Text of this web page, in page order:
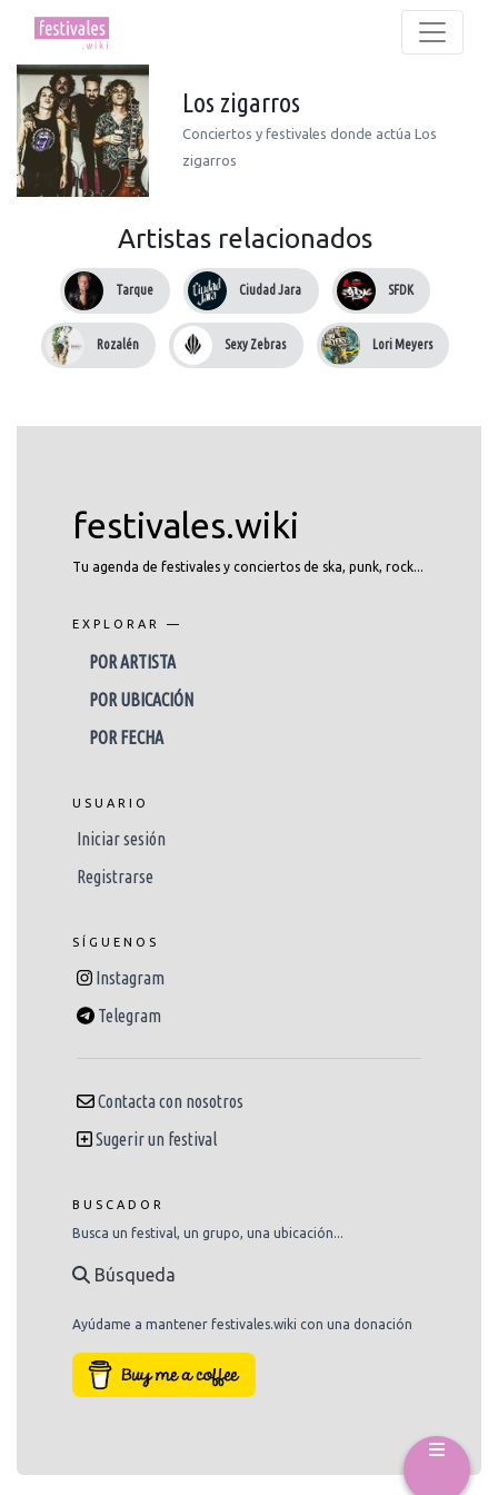
Los zigarros
Conciertos y festivales donde actúa Los
zigarros
Artistas relacionados
Tarque Ciudad Jara SFDK
Rozalén Sexy Zebras Lori Meyers
festivales.wiki
Tu agenda de festivales y conciertos de ska, punk, rock...
EXPLORAR —
POR ARTISTA
POR UBICACIÓN
POR FECHA
USUARIO
Iniciar sesión
Registrarse
SÍGUENOS
Instagram
Telegram
Contacta con nosotros
Sugerir un festival
BUSCADOR
Busca un festival, un grupo, una ubicación...
Búsqueda
Ayúdame a mantener festivales.wiki con una donación